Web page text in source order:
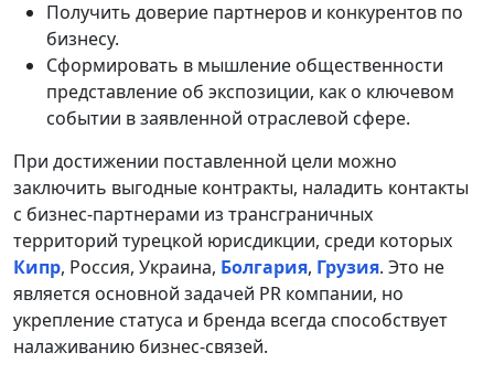
Получить доверие партнеров и конкурентов по
бизнесу.
Сформировать в мышление общественности
представление об экспозиции, как о ключевом
событии в заявленной отраслевой сфере.
При достижении поставленной цели можно
заключить выгодные контракты, наладить контакты
с бизнес-партнерами из трансграничных
территорий турецкой юрисдикции, среди которых
Кипр, Россия, Украина, Болгария, Грузия. Это не
является основной задачей PR компании, но
укрепление статуса и бренда всегда способствует
налаживанию бизнес-связей.